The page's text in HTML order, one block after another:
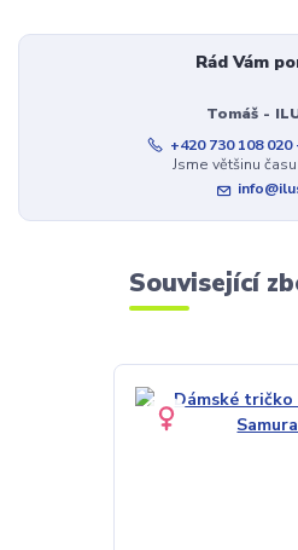
Rád Vám
Tomáš -
+420 730 108
Jsme většinu
Související